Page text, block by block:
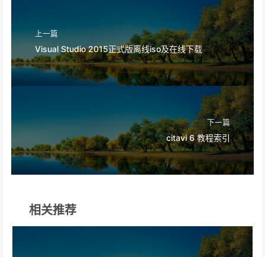
上一篇
Visual Studio 2015正式版离线iso及在线下载
下一篇
citavi 6 教程索引
相关推荐